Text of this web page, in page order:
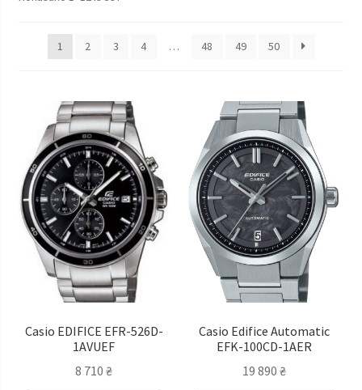
Наручні годинники у Харкові
1 2 3 4 … 48 49 50
Casio EDIFICE EFR-526D-
1AVUEF
8 710₴
Casio Edifice Automatic
EFK-100CD-1AER
19 890 ₴